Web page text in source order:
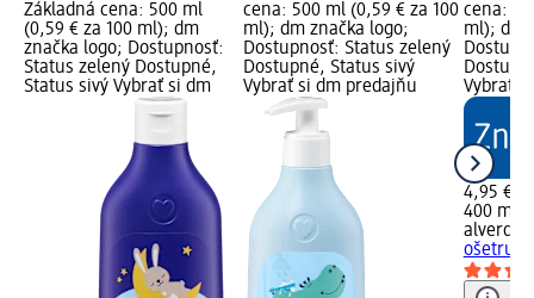
Základná cena: 500 ml
(0,59 € za 100 ml); dm
značka logo; Dostupnosť:
Status zelený Dostupné,
Status sivý Vybrať si dm
cena: 500 ml (0,59 € za 100
ml); dm značka logo;
Dostupnosť: Status zelený
Dostupné, Status sivý
Vybrať si dm predajňu
cena:
ml); dm
Vybrať
4,95 €
400 ml
alverde